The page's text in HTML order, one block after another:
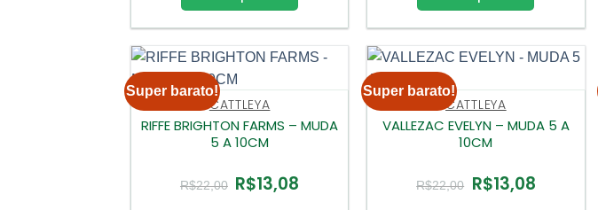
Super barato!
CATTLEYA
RIFFE BRIGHTON FARMS – MUDA
5 A 10CM
R$22,00 O
preço
R$13,08
Super barato!
CATTLEYA
VALLEZAC EVELYN – MUDA 5 A
10CM
R$22,00
O
preço
R$13,08O